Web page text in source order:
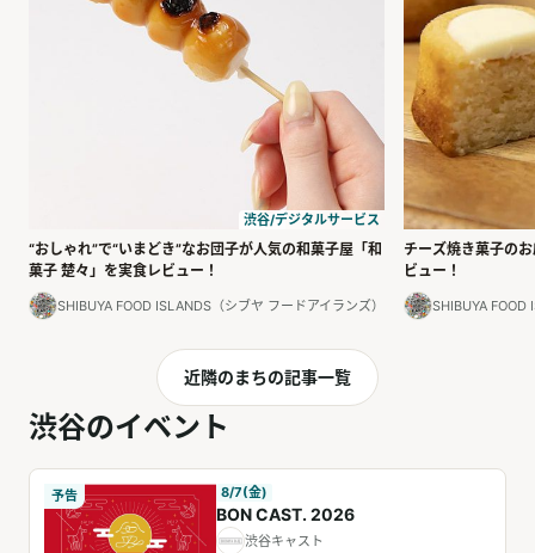
渋谷/デジタルサービス
“おしゃれ”で“いまどき”なお団子が人気の和菓子屋「和
菓子 楚々」を実食レビュー！
SHIBUYA FOOD ISLANDS（シブヤ フードアイランズ）
チーズ焼き菓子の
ビュー！
SHIBUYA FOOD
近隣のまちの記事一覧
渋谷のイベント
予告 8/7(金)
BON CAST. 2026
渋谷キャスト